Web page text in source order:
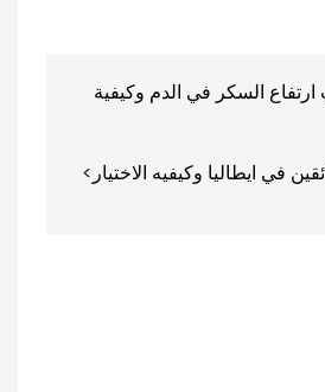
السكر في الدم وكيفية
في ايطاليا وكيفيه الاختيار